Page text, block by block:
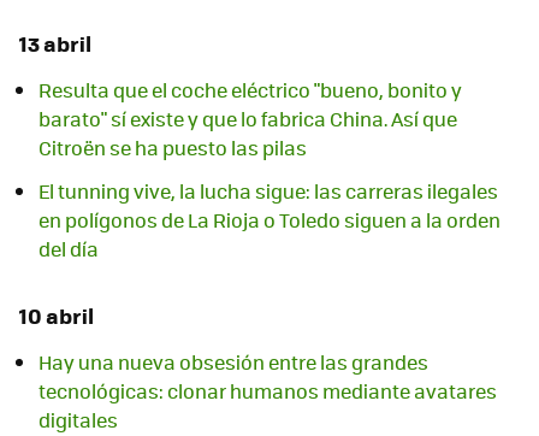
13 abril
Resulta que el coche eléctrico "bueno, bonito y
barato" sí existe y que lo fabrica China. Así que
Citroën se ha puesto las pilas
El tunning vive, la lucha sigue: las carreras ilegales
en polígonos de La Rioja o Toledo siguen a la orden
del día
10 abril
Hay una nueva obsesión entre las grandes
tecnológicas: clonar humanos mediante avatares
digitales